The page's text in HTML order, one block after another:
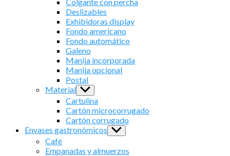
Deslizables
Exhibidoras display
Fondo americano
Fondo automático
Galeno
Manija incorporada
Manija opcional
Postal
Material Show
sub
menu
Cartulina
Cartón microcorrugado
Cartón corrugado
Envases gastronómicos Show
sub
Café
Empanadas y almuerzos